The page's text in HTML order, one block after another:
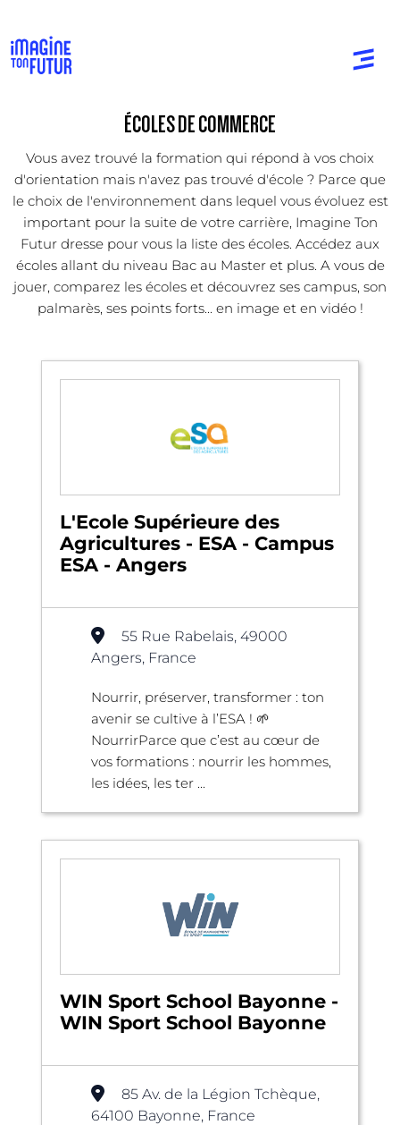
ÉCOLES DE COMMERCE
Vous avez trouvé la formation qui répond à vos choix
d'orientation mais n'avez pas trouvé d'école ? Parce que
le choix de l'environnement dans lequel vous évoluez est
important pour la suite de votre carrière, Imagine Ton
Futur dresse pour vous la liste des écoles. Accédez aux
écoles allant du niveau Bac au Master et plus. A vous de
jouer, comparez les écoles et découvrez ses campus, son
palmarès, ses points forts... en image et en vidéo !
L'Ecole Supérieure des
Agricultures - ESA - Campus
ESA - Angers
55 Rue Rabelais, 49000
Angers, France
Nourrir, préserver, transformer : ton
avenir se cultive à l’ESA ! 🌱
NourrirParce que c’est au cœur de
vos formations : nourrir les hommes,
les idées, les ter ...
WIN Sport School Bayonne -
WIN Sport School Bayonne
85 Av. de la Légion Tchèque,
64100 Bayonne, France